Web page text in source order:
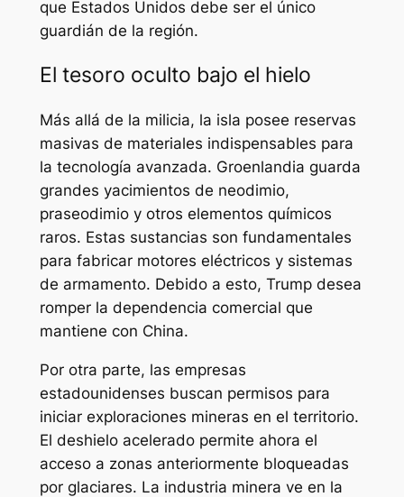
que Estados Unidos debe ser el único
guardián de la región.
El tesoro oculto bajo el hielo
Más allá de la milicia, la isla posee reservas
masivas de materiales indispensables para
la tecnología avanzada. Groenlandia guarda
grandes yacimientos de neodimio,
praseodimio y otros elementos químicos
raros. Estas sustancias son fundamentales
para fabricar motores eléctricos y sistemas
de armamento. Debido a esto, Trump desea
romper la dependencia comercial que
mantiene con China.
Por otra parte, las empresas
estadounidenses buscan permisos para
iniciar exploraciones mineras en el territorio.
El deshielo acelerado permite ahora el
acceso a zonas anteriormente bloqueadas
por glaciares. La industria minera ve en la